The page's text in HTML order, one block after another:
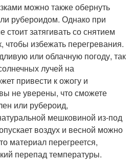
можно также обернуть
рубероидом. Однако при
стоит затягивать со снятием
чтобы избежать перегревания.
или облачную погоду, так
лучей на
привести к ожогу и
не уверены, что сможете
или рубероид,
мешковиной из-под
воздух и весной можно
материал перегреется,
перепад температуры.